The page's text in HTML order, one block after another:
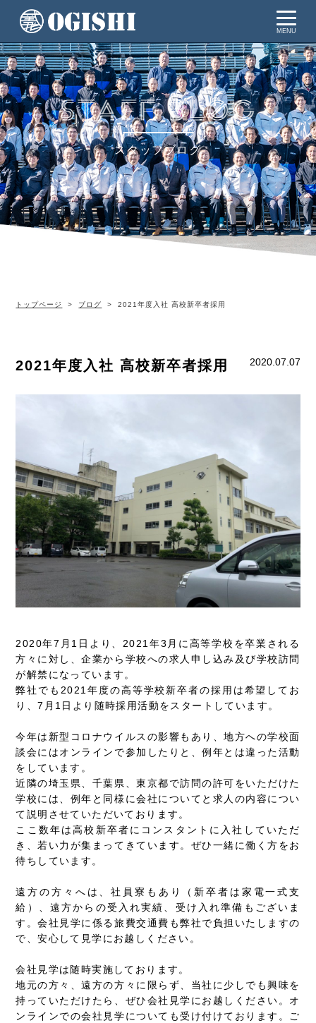
MENU
スタッフブログ
トップページ ブログ 2021年度入社 高校新卒者採用
2021年度入社 高校新卒者採用 2020.07.07
2020年7月1日より、2021年3月に高等学校を卒業される
方々に対し、企業から学校への求人申し込み及び学校訪問
が解禁になっています。
弊社でも2021年度の高等学校新卒者の採用は希望してお
り、7月1日より随時採用活動をスタートしています。
今年は新型コロナウイルスの影響もあり、地方への学校面
談会にはオンラインで参加したりと、例年とは違った活動
をしています。
近隣の埼玉県、千葉県、東京都で訪問の許可をいただけた
学校には、例年と同様に会社についてと求人の内容につい
て説明させていただいております。
ここ数年は高校新卒者にコンスタントに入社していただ
き、若い力が集まってきています。ぜひ一緒に働く方をお
待ちしています。
遠方の方々へは、社員寮もあり（新卒者は家電一式支
給）、遠方からの受入れ実績、受け入れ準備もございま
す。会社見学に係る旅費交通費も弊社で負担いたしますの
で、安心して見学にお越しください。
会社見学は随時実施しております。
地元の方々、遠方の方々に限らず、当社に少しでも興味を
持っていただけたら、ぜひ会社見学にお越しください。オ
ンラインでの会社見学についても受け付けております。ご